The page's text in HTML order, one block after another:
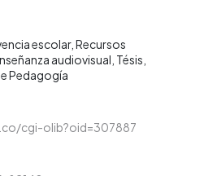
escolar Recursos
audiovisual Tésis
Pedagogía
cgi-olib?oid=307887